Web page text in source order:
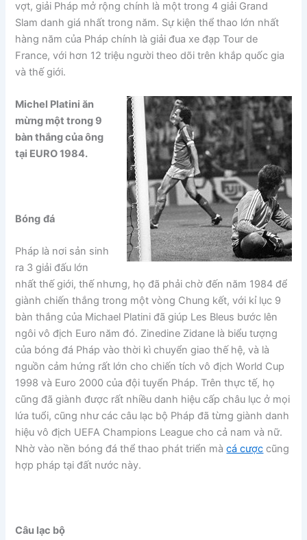
vợt, giải Pháp mở rộng chính là một trong 4 giải Grand
Slam danh giá nhất trong năm. Sự kiện thể thao lớn nhất
hàng năm của Pháp chính là giải đua xe đạp Tour de
France, với hơn 12 triệu người theo dõi trên khắp quốc gia
và thế giới.
Michel Platini ăn
mừng một trong 9
bàn thắng của ông
tại EURO 1984.
Bóng đá
Pháp là nơi sản sinh
ra 3 giải đấu lớn
nhất thế giới, thế nhưng, họ đã phải chờ đến năm 1984 để
giành chiến thắng trong một vòng Chung kết, với kỉ lục 9
bàn thắng của Michael Platini đã giúp Les Bleus bước lên
ngôi vô địch Euro năm đó. Zinedine Zidane là biểu tượng
của bóng đá Pháp vào thời kì chuyển giao thế hệ, và là
nguồn cảm hứng rất lớn cho chiến tích vô địch World Cup
1998 và Euro 2000 của đội tuyển Pháp. Trên thực tế, họ
cũng đã giành được rất nhiều danh hiệu cấp châu lục ở mọi
lứa tuổi, cũng như các câu lạc bộ Pháp đã từng giành danh
hiệu vô địch UEFA Champions League cho cả nam và nữ.
Nhờ vào nền bóng đá thể thao phát triển màcá cược cũng
hợp pháp tại đất nước này.
Câu lạc bộ